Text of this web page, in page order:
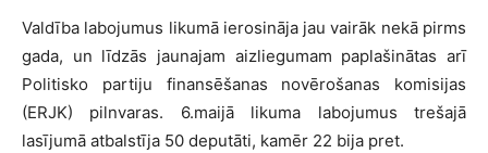
Valdība labojumus likumā ierosināja jau vairāk nekā pirms
gada, un līdzās jaunajam aizliegumam paplašinātas arī
Politisko partiju finansēšanas novērošanas komisijas
(ERJK) pilnvaras. 6.maijā likuma labojumus trešajā
lasījumā atbalstīja 50 deputāti, kamēr 22 bija pret.